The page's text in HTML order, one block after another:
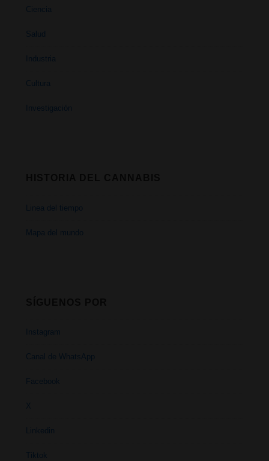
Ciencia
Salud
Industria
Cultura
Investigación
Linea del tiempo
Mapa del mundo
Instagram
Canal de WhatsApp
Facebook
X
Linkedin
Tiktok